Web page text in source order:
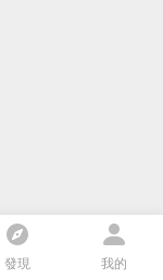
發現 我的